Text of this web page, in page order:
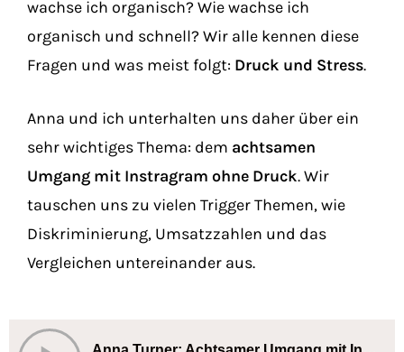
wachse ich organisch? Wie wachse ich
organisch und schnell? Wir alle kennen diese
Fragen und was meist folgt: Druck und Stress.
Anna und ich unterhalten uns daher über ein
sehr wichtiges Thema: dem achtsamen
Umgang mit Instragram ohne Druck. Wir
tauschen uns zu vielen Trigger Themen, wie
Diskriminierung, Umsatzzahlen und das
Vergleichen untereinander aus.